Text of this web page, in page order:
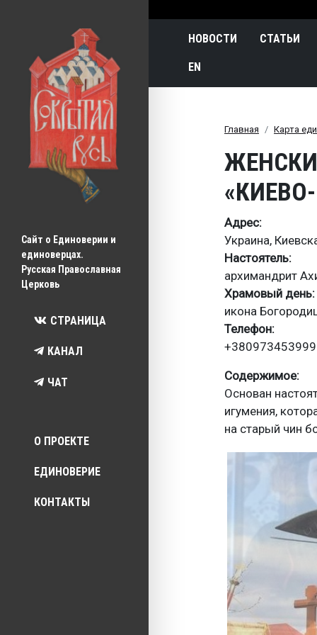
Сайт о Единоверии и
единоверцах.
Русская Православная
Церковь
СТРАНИЦА
КАНАЛ
ЧАТ
Top menu
О ПРОЕКТЕ
ЕДИНОВЕРИЕ
КОНТАКТЫ
Main
НОВОСТИ СТАТЬИ
EN
Главная Карта
Адрес
Украина,
Настоятель
архимандрит
Храмовый день
икона
Телефон
+380973453999
Содержимое
Основан
игумения,
на старый чин